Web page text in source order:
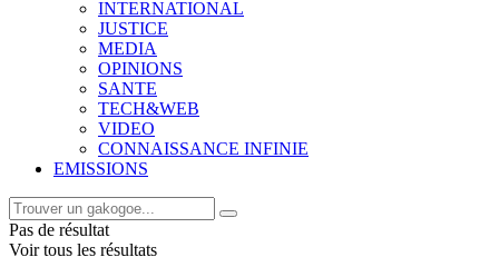
INTERNATIONAL
JUSTICE
MEDIA
OPINIONS
SANTE
TECH&WEB
VIDEO
CONNAISSANCE INFINIE
EMISSIONS
Pas de résultat
Voir tous les résultats